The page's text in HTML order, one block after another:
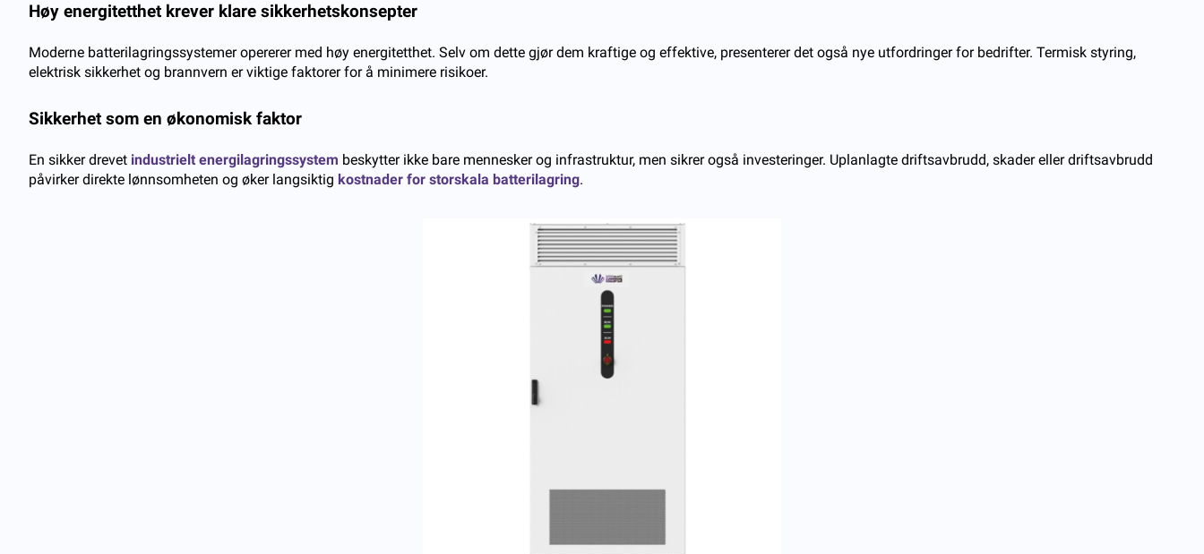
Høy energitetthet krever klare sikkerhetskonsepter
Moderne batterilagringssystemer opererer med høy energitetthet. Selv om dette gjør dem kraftige og effektive, presenterer det også nye utfordringer for bedrifter. Termisk styring,
elektrisk sikkerhet og brannvern er viktige faktorer for å minimere risikoer.
Sikkerhet som en økonomisk faktor
En sikker drevet industrielt energilagringssystem beskytter ikke bare mennesker og infrastruktur, men sikrer også investeringer. Uplanlagte driftsavbrudd, skader eller driftsavbrudd
påvirker direkte lønnsomheten og øker langsiktig kostnader for storskala batterilagring.